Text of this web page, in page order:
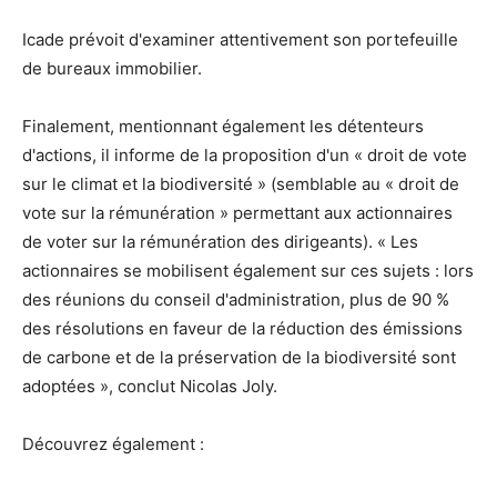
Icade prévoit d'examiner attentivement son portefeuille
de bureaux immobilier.
Finalement, mentionnant également les détenteurs
d'actions, il informe de la proposition d'un « droit de vote
sur le climat et la biodiversité » (semblable au « droit de
vote sur la rémunération » permettant aux actionnaires
de voter sur la rémunération des dirigeants). « Les
actionnaires se mobilisent également sur ces sujets : lors
des réunions du conseil d'administration, plus de 90 %
des résolutions en faveur de la réduction des émissions
de carbone et de la préservation de la biodiversité sont
adoptées », conclut Nicolas Joly.
Découvrez également :